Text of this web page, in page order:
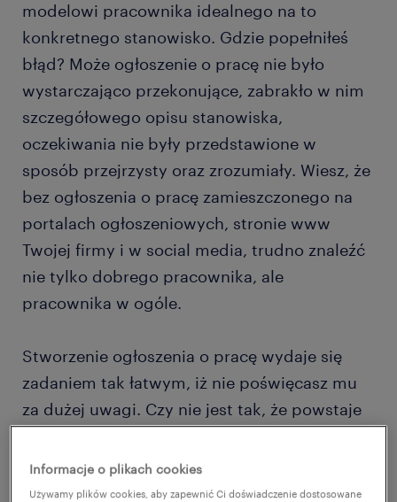
modelowi pracownika idealnego na to
konkretnego stanowisko. Gdzie popełniłeś
błąd? Może ogłoszenie o pracę nie było
wystarczająco przekonujące, zabrakło w nim
szczegółowego opisu stanowiska,
oczekiwania nie były przedstawione w
sposób przejrzysty oraz zrozumiały. Wiesz, że
bez ogłoszenia o pracę zamieszczonego na
portalach ogłoszeniowych, stronie www
Twojej firmy i w social media, trudno znaleźć
nie tylko dobrego pracownika, ale
pracownika w ogóle.
Stworzenie ogłoszenia o pracę wydaje się
zadaniem tak łatwym, iż nie poświęcasz mu
za dużej uwagi. Czy nie jest tak, że powstaje
na chwilę przed zakończeniem procesu
przygotowawczego do rekrutacji? Nietrudno
Informacje o plikach cookies
Używamy plików cookies, aby zapewnić Ci doświadczenie dostosowane